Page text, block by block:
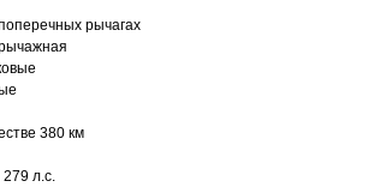
рычагах
380 км
л.с.